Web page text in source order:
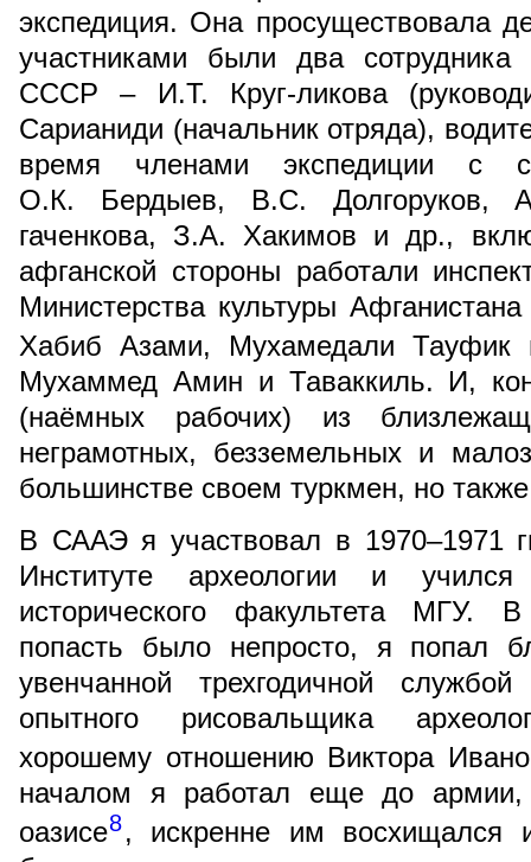
экспедиция. Она просуществовала
участниками были два сотрудника
СССР – И.Т. Круг-ликова
Сарианиди (начальник отряда),
время членами экспедиции с
О.К. Бердыев, В.С. Долгоруков,
гаченкова, З.А. Хакимов и др.,
афганской стороны работали
Министерства культуры
Хабиб Азами, Мухамедали Тауфик
Мухаммед Амин и Таваккиль. И,
(наёмных рабочих) из
неграмотных, безземельных и
большинстве своем туркмен, но
В СААЭ я участвовал в 1970–1971
Институте археологии и
исторического факультета МГУ.
попасть было непросто, я попал
увенчанной трехгодичной
опытного рисовальщика
хорошему отношению Виктора
началом я работал еще до
оазисе8, искренне им восхищался